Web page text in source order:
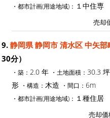
・都市計画(用途地域)： １中住専
売却
9. 静岡県 静岡市 清水区 中矢部
30分）
・築： 2.0 年 ・土地面積： 30.3 坪
形 ・構造： 木造 ・間口： 6m
・都市計画(用途地域)： １種住居
売却価